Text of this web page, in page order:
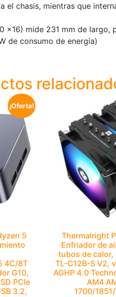
el chasis, mientras que
x16) mide 231 mm de
de consumo de energía)
¡Oferta!
5
4C/8T
G10,
PCIe
3.2,
Thermalright
Enfriador de
tubos de calor,
TL-C12B-S V2,
AGHP 4.0
AM4
1700/